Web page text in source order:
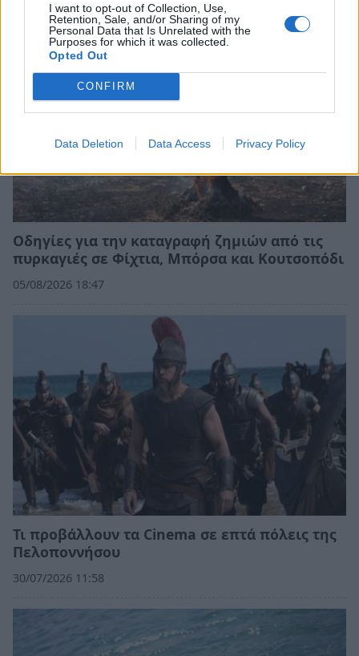
I want to opt-out of Collection, Use,
Retention, Sale, and/or Sharing of my
Personal Data that Is Unrelated with the
Purposes for which it was collected.
Opted Out
CONFIRM
Data Deletion Data Access Privacy Policy
Οδηγίες για την καταγραφή ζημιών από τις
πυρκαγιές σε Φίχτια, Μπόρσα και Κουτσοπόδι
05/08/2026 18:47
Τι προβάλλουν τα Cinema σε επτά πόλεις της
Πελοποννήσου
30/07/2026 11:58